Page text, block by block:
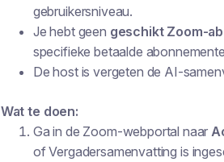
gebruikersniveau.
Je hebt geen geschikt Zoom-
specifieke betaalde
De host is vergeten de AI-
Wat te doen:
Ga in de Zoom-webportal naar
ofVergadersamenvatting is